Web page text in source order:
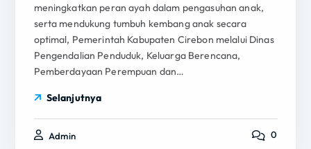
meningkatkan peran ayah dalam pengasuhan anak,
serta mendukung tumbuh kembang anak secara
optimal, Pemerintah Kabupaten Cirebon melalui Dinas
Pengendalian Penduduk, Keluarga Berencana,
Pemberdayaan Perempuan dan…
Selanjutnya
Admin 0